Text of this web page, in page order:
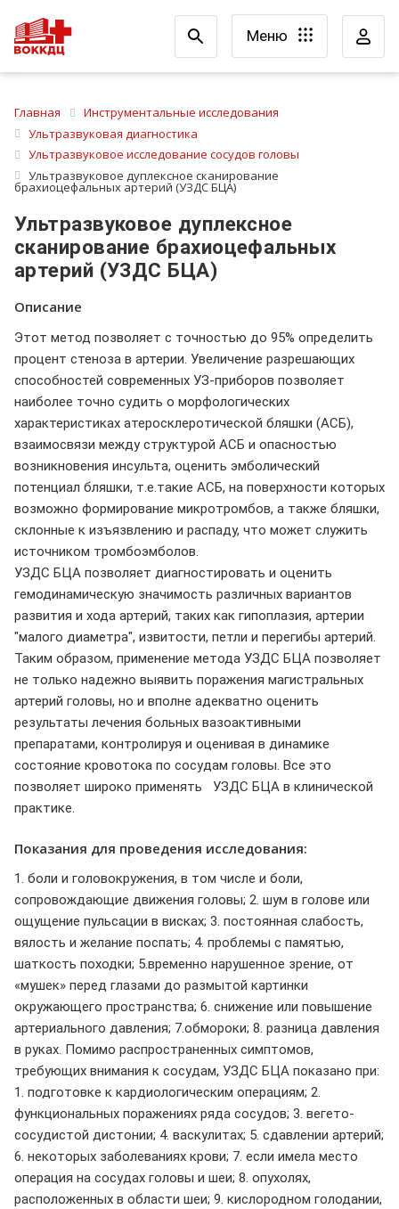
Меню
Главная
Инструментальные исследования
Ультразвуковая диагностика
Ультразвуковое исследование сосудов головы
Ультразвуковое дуплексное сканирование
брахиоцефальных артерий (УЗДС БЦА)
Ультразвуковое дуплексное
сканирование брахиоцефальных
артерий (УЗДС БЦА)
Описание
Этот метод позволяет с точностью до 95% определить
процент стеноза в артерии. Увеличение разрешающих
способностей современных УЗ-приборов позволяет
наиболее точно судить о морфологических
характеристиках атеросклеротической бляшки (АСБ),
взаимосвязи между структурой АСБ и опасностью
возникновения инсульта, оценить эмболический
потенциал бляшки, т.е.такие АСБ, на поверхности которых
возможно формирование микротромбов, а также бляшки,
склонные к изъязвлению и распаду, что может служить
источником тромбоэмболов.
УЗДС БЦА позволяет диагностировать и оценить
гемодинамическую значимость различных вариантов
развития и хода артерий, таких как гипоплазия, артерии
"малого диаметра", извитости, петли и перегибы артерий.
Таким образом, применение метода УЗДС БЦА позволяет
не только надежно выявить поражения магистральных
артерий головы, но и вполне адекватно оценить
результаты лечения больных вазоактивными
препаратами, контролируя и оценивая в динамике
состояние кровотока по сосудам головы. Все это
позволяет широко применять УЗДС БЦА в клинической
практике.
Показания для проведения исследования:
1. боли и головокружения, в том числе и боли,
сопровождающие движения головы; 2. шум в голове или
ощущение пульсации в висках; 3. постоянная слабость,
вялость и желание поспать; 4. проблемы с памятью,
шаткость походки; 5.временно нарушенное зрение, от
«мушек» перед глазами до размытой картинки
окружающего пространства; 6. снижение или повышение
артериального давления; 7.обмороки; 8. разница давления
в руках. Помимо распространенных симптомов,
требующих внимания к сосудам, УЗДС БЦА показано при:
1. подготовке к кардиологическим операциям; 2.
функциональных поражениях ряда сосудов; 3. вегето-
сосудистой дистонии; 4. васкулитах; 5. сдавлении артерий;
6. некоторых заболеваниях крови; 7. если имела место
операция на сосудах головы и шеи; 8. опухолях,
расположенных в области шеи; 9. кислородном голодании,